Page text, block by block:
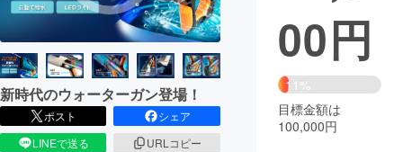
映像・映画 書籍・雑誌
ビジネス・起業 チャレンジ
まちづくり・地域活性化
新時代のウォーターガン登場！
ポスト
シェア
LINEで送る
URLコピー
00円
11%
目標金額は
100,000円